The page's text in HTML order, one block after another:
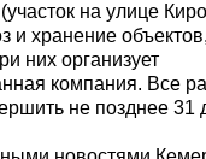
на улице
и хранение
них организует
компания. Все
не позднее 31